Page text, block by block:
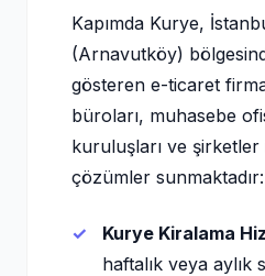
Kapımda Kurye,
(Arnavutköy)
gösteren e-ticaret
büroları, muhasebe
kuruluşları ve
çözümler sunmaktadır:
Kurye Kiralama
haftalık veya aylık